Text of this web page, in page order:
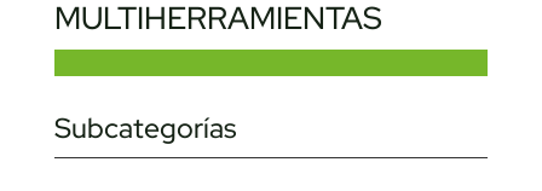
MULTIHERRAMIENTAS
Subcategorías